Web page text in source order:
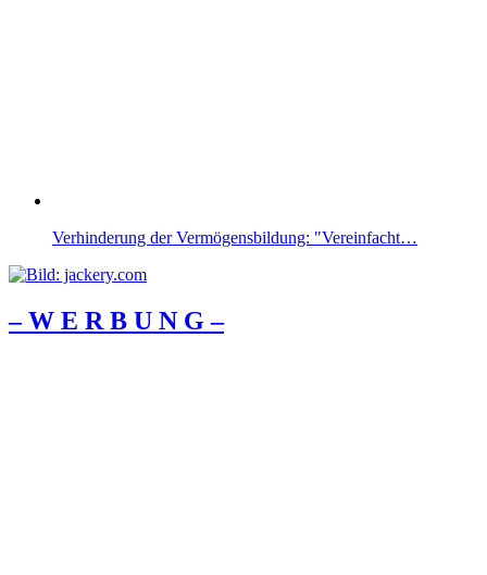
Verhinderung der Vermögensbildung: "Vereinfacht…
– W Ε R Β U Ν G –